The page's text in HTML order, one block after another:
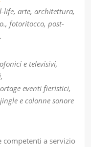
life, arte, architettura,
fotoritocco, post-
e televisivi,
eventi fieristici,
e colonne sonore
a servizio